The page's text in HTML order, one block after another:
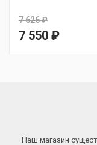
7 626₽
7 550 ₽
Наш магазин